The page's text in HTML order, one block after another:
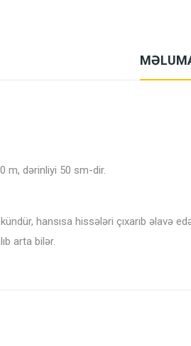
m, dərinliyi 50 sm-dir.
hansısa hissələri çıxarıb əlavə
arta bilər.